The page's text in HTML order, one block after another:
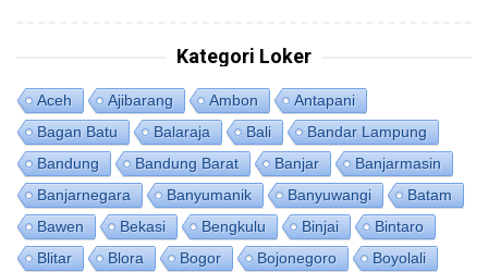
Kategori Loker
Aceh Ajibarang Ambon
Antapani
Bagan Batu
Balaraja Bali
Bandar Lampung
Bandung
Bandung Barat Banjar
Banjarmasin
Banjarnegara
Banyumanik Banyuwangi
Batam
Bawen
Bekasi Bengkulu Binjai
Bintaro
Blitar
Blora Bogor Bojonegoro
Boyolali